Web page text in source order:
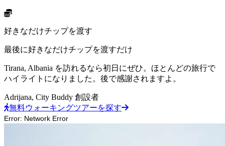
好きなだけチップを渡す
最後に好きなだけチップを渡すだけ
Tirana, Albania を訪れるなら初日にぜひ。ほとんどの旅行で
ハイライトになりました。後で感謝されますよ。
Adrijana, City Buddy 創設者
無料ウォーキングツアーを探す